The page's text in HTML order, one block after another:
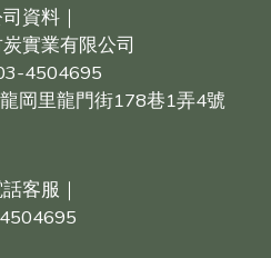
司資料｜
實業有限公司
4504695
岡里龍門街178巷1弄4號
話客服｜